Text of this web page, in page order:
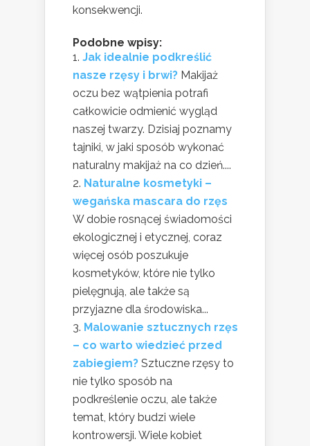
konsekwencji.
Podobne wpisy:
Jak idealnie podkreślić
nasze rzęsy i brwi? Makijaż
oczu bez wątpienia potrafi
całkowicie odmienić wygląd
naszej twarzy. Dzisiaj poznamy
tajniki, w jaki sposób wykonać
naturalny makijaż na co dzień....
Naturalne kosmetyki –
wegańska mascara do rzęs
W dobie rosnącej świadomości
ekologicznej i etycznej, coraz
więcej osób poszukuje
kosmetyków, które nie tylko
pielęgnują, ale także są
przyjazne dla środowiska...
Malowanie sztucznych rzęs
– co warto wiedzieć przed
zabiegiem? Sztuczne rzęsy to
nie tylko sposób na
podkreślenie oczu, ale także
temat, który budzi wiele
kontrowersji. Wiele kobiet